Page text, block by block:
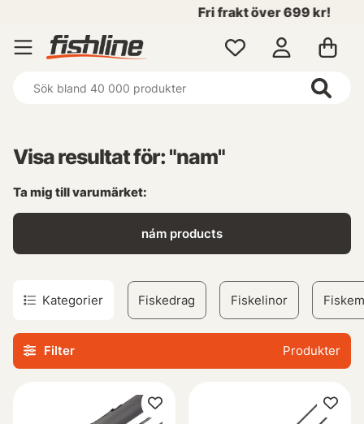
Fri frakt över 699 kr!
Visa resultat för: "nam"
Ta mig till varumärket:
nám products
Kategorier Fiskedrag Fiskelinor
Filter Produkter